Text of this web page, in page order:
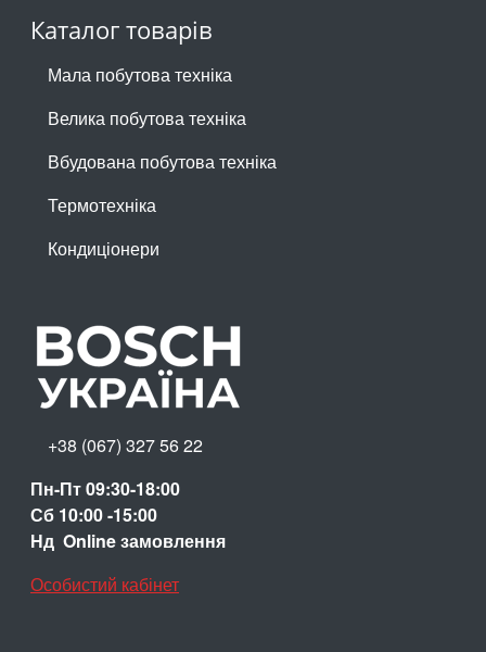
Каталог товарів
Мала побутова техніка
Велика побутова техніка
Вбудована побутова техніка
Термотехніка
Кондиціонери
+38 (067) 327 56 22
Пн-Пт 09:30-18:00
Сб 10:00 -15:00
Нд Online замовлення
Особистий кабінет